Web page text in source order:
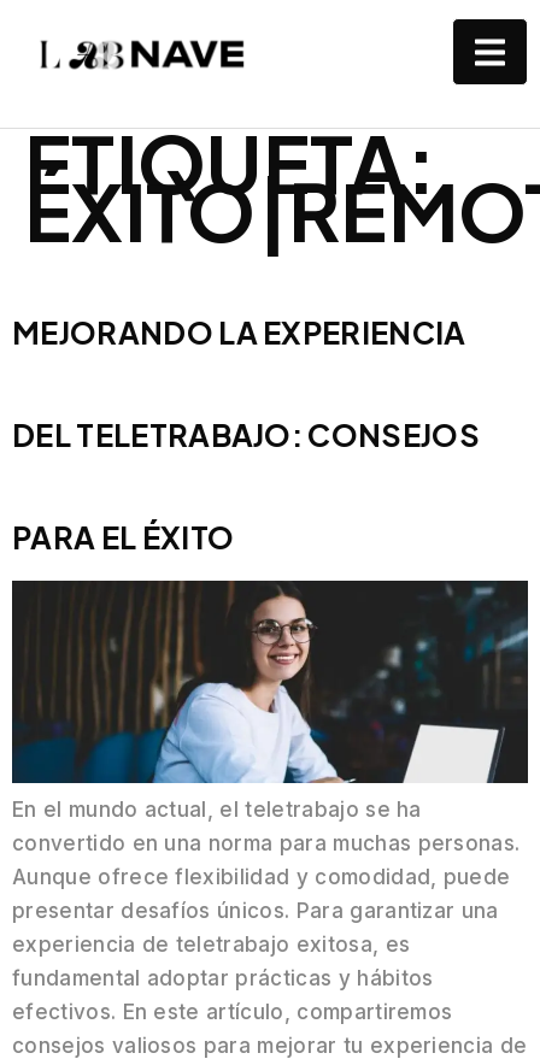
ETIQUETA:
MEJORANDO LA EXPERIENCIA
DEL TELETRABAJO: CONSEJOS
PARA EL ÉXITO
En el mundo actual, el teletrabajo se ha
convertido en una norma para muchas personas.
Aunque ofrece flexibilidad y comodidad, puede
presentar desafíos únicos. Para garantizar una
experiencia de teletrabajo exitosa, es
fundamental adoptar prácticas y hábitos
efectivos. En este artículo, compartiremos
consejos valiosos para mejorar tu experiencia de